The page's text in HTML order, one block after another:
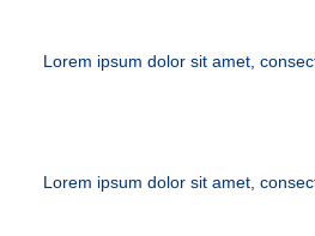
Lorem ipsum dolor sit amet,
Lorem ipsum dolor sit amet,